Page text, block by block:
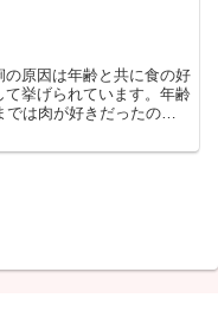
原因は年齢と共に食の好
挙げられています。年齢
では肉が好きだったの